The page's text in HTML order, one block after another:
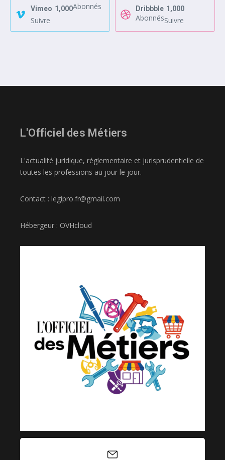
Vimeo 1,000Abonnés
Suivre
Dribbble 1,000
AbonnésSuivre
L'Officiel des Métiers
L'actualité juridique, réglementaire et jurisprudentielle de
toutes les professions au jour le jour.
Contact : legipro.fr@gmail.com
Hébergeur : OVHcloud